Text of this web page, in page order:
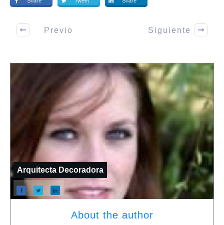
Previo Siguiente
Arquitecta Decoradora
About the author